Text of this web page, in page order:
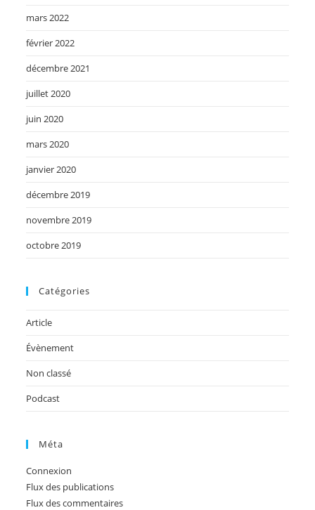
mars 2022
février 2022
décembre 2021
juillet 2020
juin 2020
mars 2020
janvier 2020
décembre 2019
novembre 2019
octobre 2019
Catégories
Article
Évènement
Non classé
Podcast
Méta
Connexion
Flux des publications
Flux des commentaires